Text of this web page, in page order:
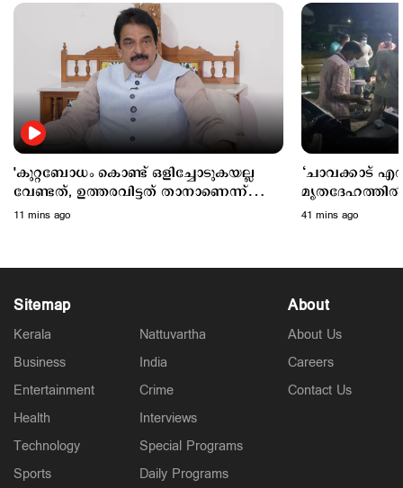
മുത്തങ്ങ വിധിയില്‍ പിഴവുണ്ടെന്ന് ഹൈക്കോടതി;
വിചാരണ കോടതിക്ക് വിമര്‍ശനം
3 hours ago
Latest
വധക്കേസില്‍ നിലപാട് കടുപ്പിച്ച് കോടതി
3 hours ago
'കുറ്റബോധം കൊണ്ട് ഒളിച്ചോടുകയല്ല
വേണ്ടത്, ഉത്തരവിട്ടത് താനാണെന്ന്
അമിത് ഷാ പറയണം'
11 mins ago
‘ചാവക്കാട്
മൃതദേഹത്തില്‍
പുറത്തുവന്നു,
41 mins ago
Sitemap
Kerala
Business
Entertainment
Health
Technology
Sports
Nattuvartha
India
Crime
Interviews
Special Programs
Daily Programs
About
About Us
Careers
Contact Us